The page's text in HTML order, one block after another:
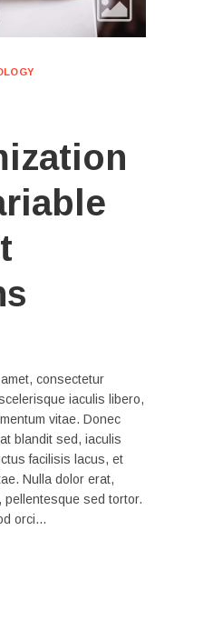
consectetur
iaculis libero,
vitae. Donec
blandit sed, iaculis
facilisis lacus, et
Nulla dolor erat,
sed tortor.
orci…